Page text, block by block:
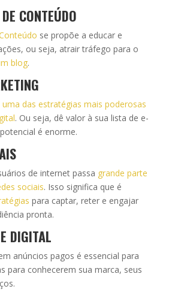
CONTEÚDO
se propõe a educar e
ou seja, atrair tráfego para o
blog.
das estratégias mais poderosas
. Ou seja, dê valor à sua lista de e-
é enorme.
de internet passa grande parte
sociais. Isso significa que é
para captar, reter e engajar
pronta.
DIGITAL
anúncios pagos é essencial para
para conhecerem sua marca, seus